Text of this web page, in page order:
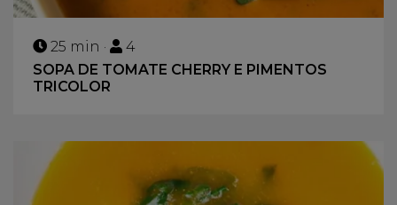
25 min ·
4
SOPA DE TOMATE CHERRY E PIMENTOS
TRICOLOR